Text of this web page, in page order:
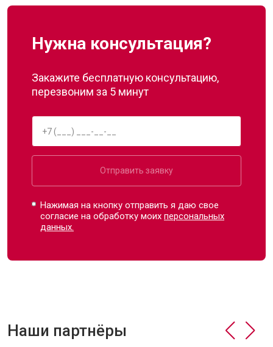
Нужна консультация?
Закажите бесплатную консультацию,
перезвоним за 5 минут
Отправить заявку
Нажимая на кнопку отправить я даю свое
согласие на обработку моихперсональных
данных.
Наши партнёры